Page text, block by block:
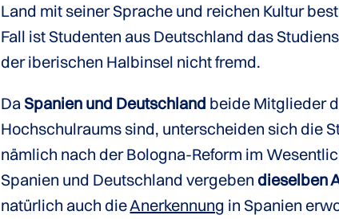
Land mit seiner Sprache und reichen Kultur
Fall ist Studenten aus Deutschland das
der iberischen Halbinsel nicht fremd.
DaSpanien und Deutschland beide Mitglieder
Hochschulraums sind, unterscheiden sich die
nämlich nach der Bologna-Reform im
Spanien und Deutschland vergebendieselben
natürlich auch dieAnerkennung in Spanien